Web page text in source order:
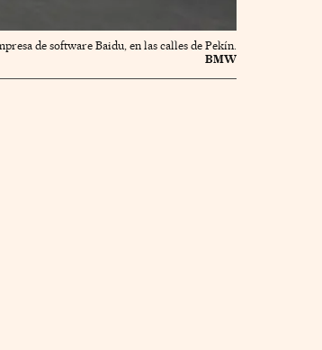
de software Baidu, en las calles de Pekín.
BMW